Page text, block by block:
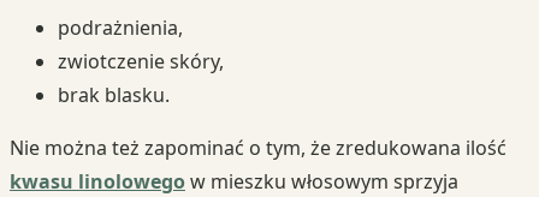
podrażnienia,
zwiotczenie skóry,
brak blasku.
Nie można też zapominać o tym, że zredukowana ilość
kwasu linolowegow mieszku włosowym sprzyja